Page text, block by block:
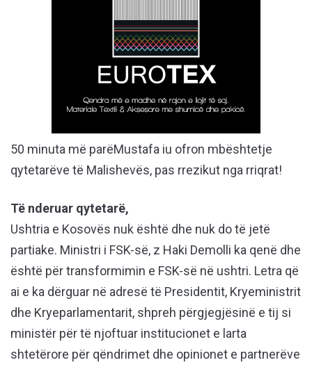
50 minuta më parëMustafa iu ofron mbështetje
qytetarëve të Malishevës, pas rrezikut nga rriqrat!
Të nderuar qytetarë,
Ushtria e Kosovës nuk është dhe nuk do të jetë
partiake. Ministri i FSK-së, z Haki Demolli ka qenë dhe
është për transformimin e FSK-së në ushtri. Letra që
ai e ka dërguar në adresë të Presidentit, Kryeministrit
dhe Kryeparlamentarit, shpreh përgjegjësinë e tij si
ministër për të njoftuar institucionet e larta
shtetërore për qëndrimet dhe opinionet e partnerëve